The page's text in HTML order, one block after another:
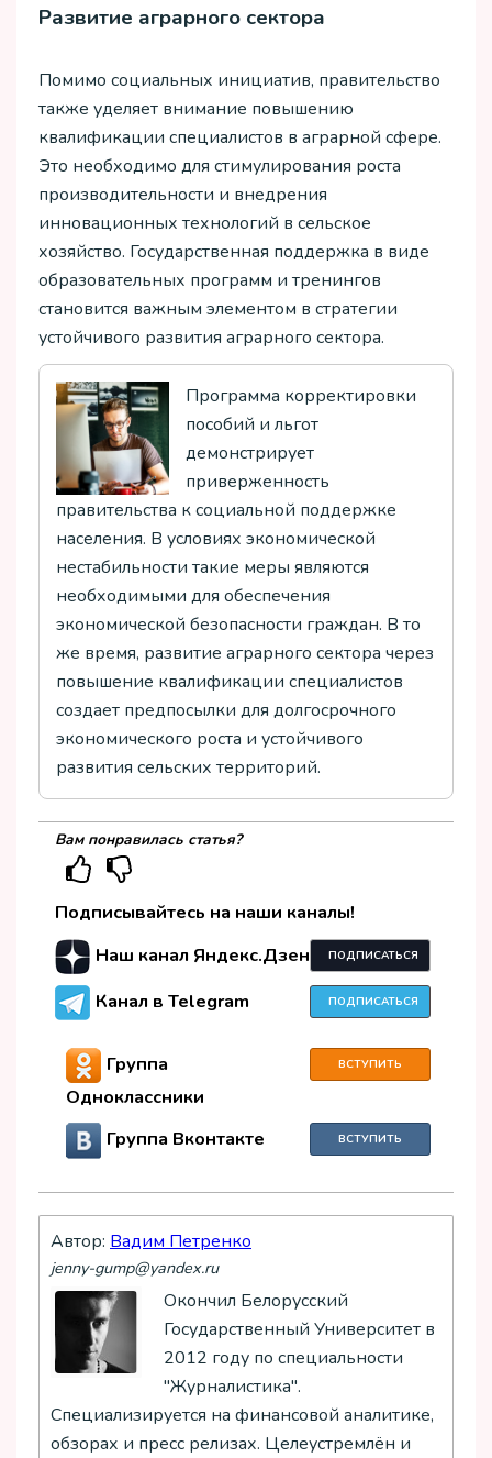
Развитие аграрного сектора
Помимо социальных инициатив, правительство
также уделяет внимание повышению
квалификации специалистов в аграрной сфере.
Это необходимо для стимулирования роста
производительности и внедрения
инновационных технологий в сельское
хозяйство. Государственная поддержка в виде
образовательных программ и тренингов
становится важным элементом в стратегии
устойчивого развития аграрного сектора.
Программа корректировки
пособий и льгот
демонстрирует
приверженность
правительства к социальной поддержке
населения. В условиях экономической
нестабильности такие меры являются
необходимыми для обеспечения
экономической безопасности граждан. В то
же время, развитие аграрного сектора через
повышение квалификации специалистов
создает предпосылки для долгосрочного
экономического роста и устойчивого
развития сельских территорий.
Вам понравилась статья?
Подписывайтесь на наши каналы!
Наш канал Яндекс.Дзен
ПОДПИСАТЬСЯ
Канал в Telegram ПОДПИСАТЬСЯ
Группа
Одноклассники
ВСТУПИТЬ
Группа Вконтакте ВСТУПИТЬ
Автор: Вадим Петренко
jenny-gump@yandex.ru
Окончил Белорусский
Государственный Университет в
2012 году по специальности
"Журналистика".
Специализируется на финансовой аналитике,
обзорах и пресс релизах. Целеустремлён и